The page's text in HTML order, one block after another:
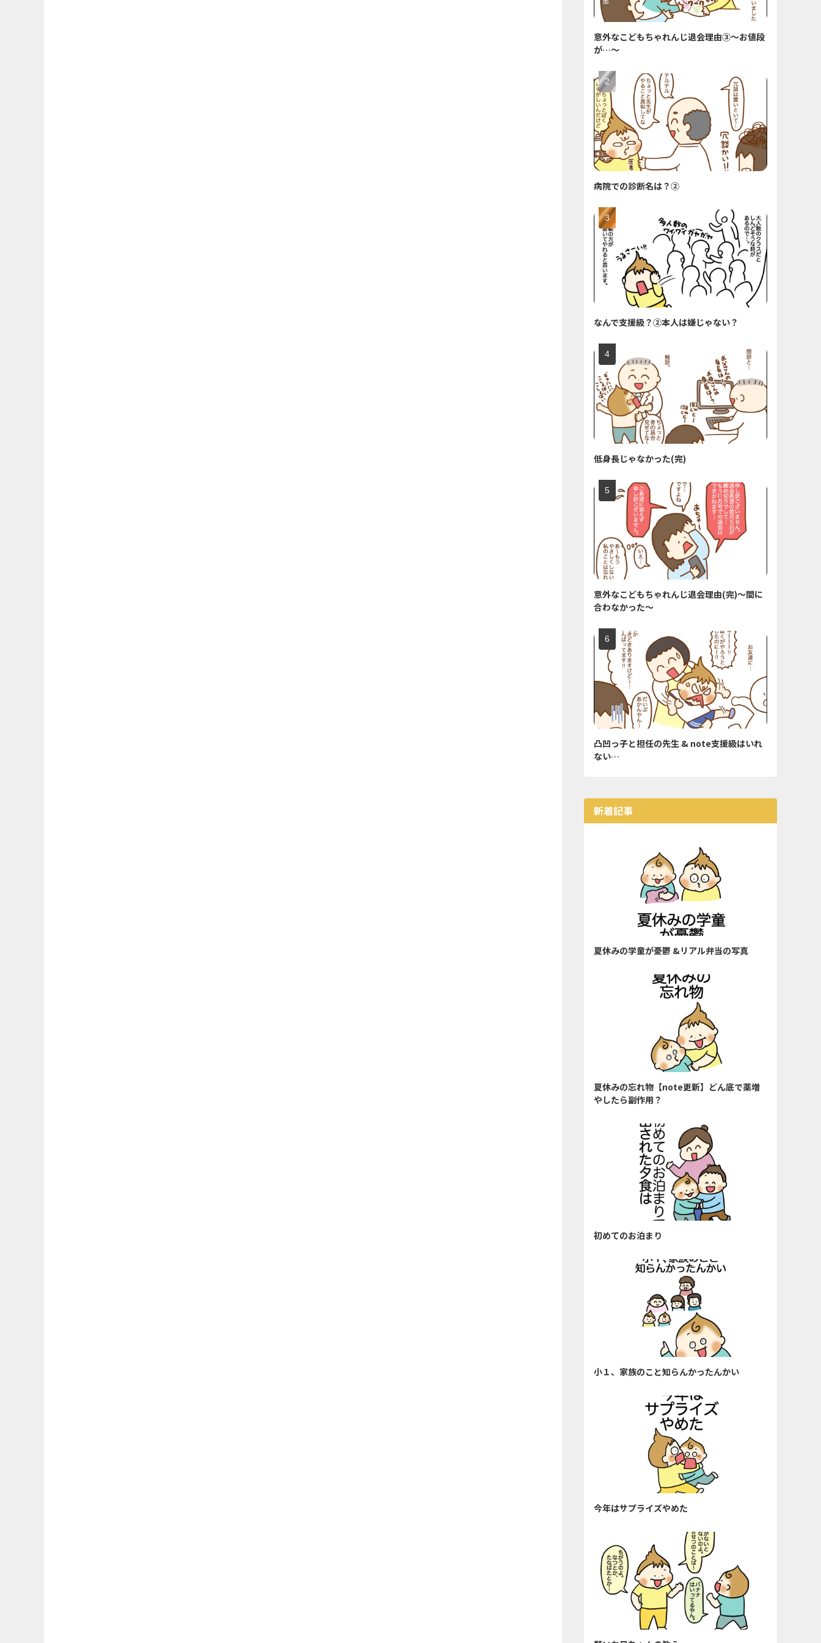
意外なこどもちゃれんじ退会理由③〜お値段
が…〜
病院での診断名は？②
なんで支援級？②本人は嫌じゃない？
低身長じゃなかった(完)
意外なこどもちゃれんじ退会理由(完)〜間に
合わなかった〜
凸凹っ子と担任の先生 & note支援級はいれ
ない…
新着記事
夏休みの学童が憂鬱 &リアル弁当の写真
夏休みの忘れ物【note更新】どん底で薬増
やしたら副作用？
初めてのお泊まり
小１、家族のこと知らんかったんかい
今年はサプライズやめた